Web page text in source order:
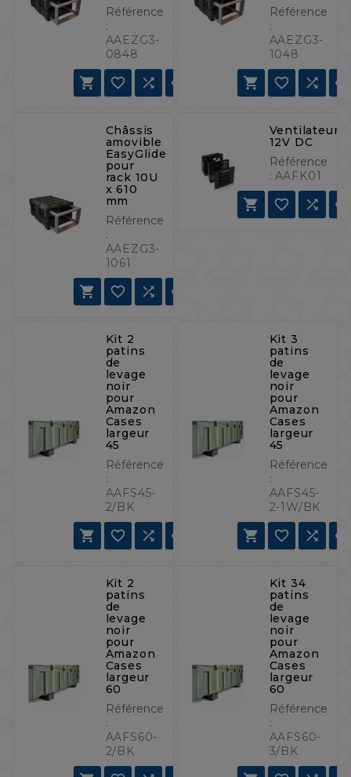
Référence
:
AAEZG3-
0848
   
Référence
:
AAEZG3-
1048
   
Châssis
amovible
EasyGlide
pour
rack 10U
x 610
mm
Référence
:
AAEZG3-
1061
   
Ventilateur
12V DC
Référence
: AAFK01
   
Kit 2
patins
de
levage
noir
pour
Amazon
Cases
largeur
45
Référence
:
AAFS45-
2/BK
   
Kit 3
patins
de
levage
noir
pour
Amazon
Cases
largeur
45
Référence
:
AAFS45-
2-1W/BK
   
Kit 2
patins
de
levage
noir
pour
Amazon
Cases
largeur
60
Référence
:
AAFS60-
2/BK
Kit 34
patins
de
levage
noir
pour
Amazon
Cases
largeur
60
Référence
:
AAFS60-
3/BK